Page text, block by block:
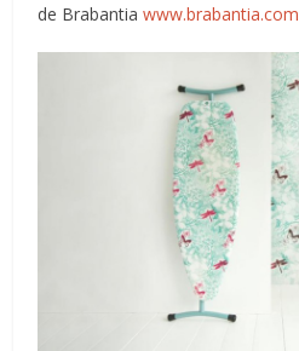
de Brabantiawww.brabantia.com